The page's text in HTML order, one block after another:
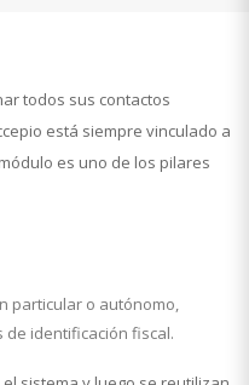
todos sus contactos
está siempre vinculado a
es uno de los pilares
particular o autónomo,
de identificación fiscal.